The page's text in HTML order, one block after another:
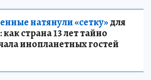
натянули «сетку»для
страна 13 лет тайно
инопланетных гостей